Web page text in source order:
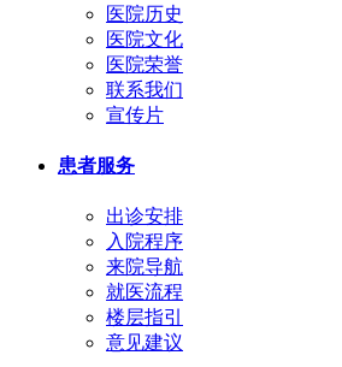
医院历史
医院文化
医院荣誉
联系我们
宣传片
患者服务
出诊安排
入院程序
来院导航
就医流程
楼层指引
意见建议